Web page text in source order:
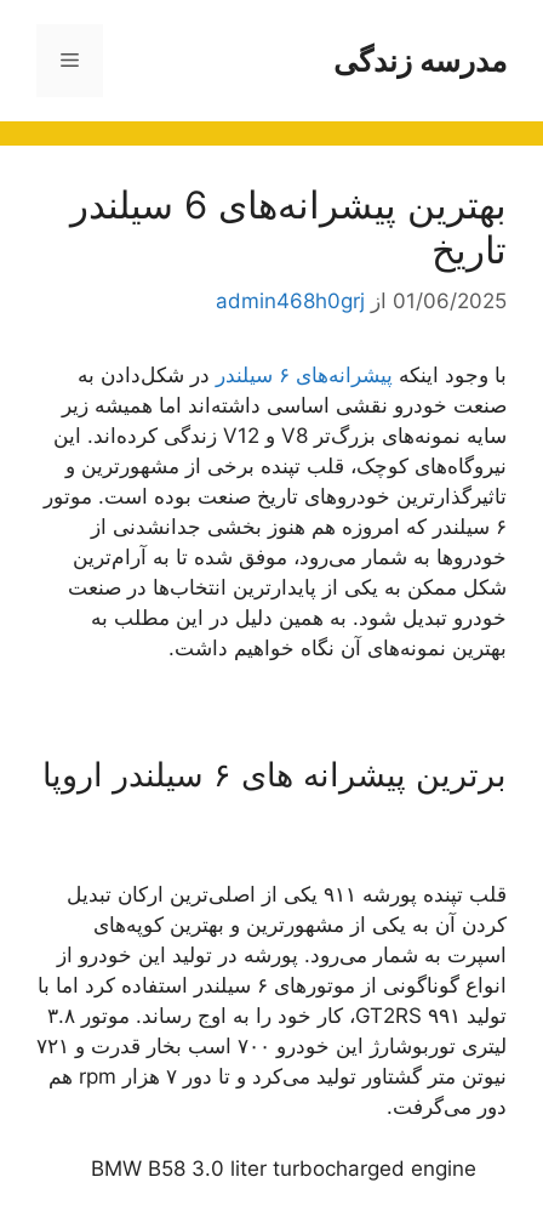
محتوامدرسه زندگی فهرست
بهترین پیشرانه‌های 6 سیلندر
تاریخ
01/06/2025 از admin468h0grj
با وجود اینکه پیشرانه‌های ۶ سیلندر
در شکل‌دادن به
صنعت خودرو نقشی اساسی داشته‌اند اما همیشه زیر
سایه نمونه‌های بزرگ‌تر V8 و V12 زندگی کرده‌اند. این
نیروگاه‌های کوچک، قلب تپنده برخی از مشهورترین و
تاثیرگذارترین خودروهای تاریخ صنعت بوده است. موتور
۶ سیلندر که امروزه هم هنوز بخشی جدانشدنی از
خودروها به شمار می‌رود، موفق شده تا به‌ آرام‌ترین
شکل ممکن به یکی از پایدارترین انتخاب‌ها در صنعت
خودرو تبدیل شود. به همین دلیل در این مطلب به
بهترین‌ نمونه‌های آن نگاه خواهیم داشت.
برترین پیشرانه های ۶ سیلندر اروپا
قلب تپنده پورشه ۹۱۱ یکی از اصلی‌ترین ارکان تبدیل
کردن آن به یکی از مشهورترین و بهترین کوپه‌های
اسپرت به شمار می‌‌رود. پورشه در تولید این خودرو از
انواع گوناگونی از موتورهای ۶ سیلندر استفاده کرد اما با
تولید ۹۹۱ GT2RS، کار خود را به اوج رساند. موتور ۳.۸
لیتری توربوشارژ این خودرو ۷۰۰ اسب بخار قدرت و ۷۲۱
نیوتن متر گشتاور تولید می‌کرد و تا دور ۷ هزار rpm هم
دور می‌گرفت.
BMW B58 3.0 liter turbocharged engine